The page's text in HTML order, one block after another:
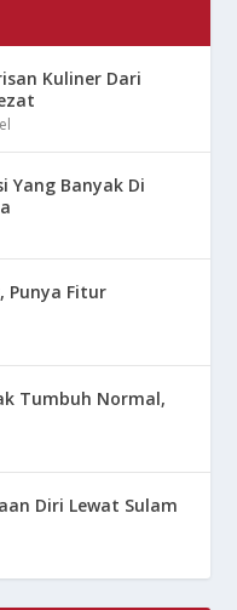
Kuliner Dari
Yang Banyak Di
Punya Fitur
Tumbuh Normal,
Diri Lewat Sulam